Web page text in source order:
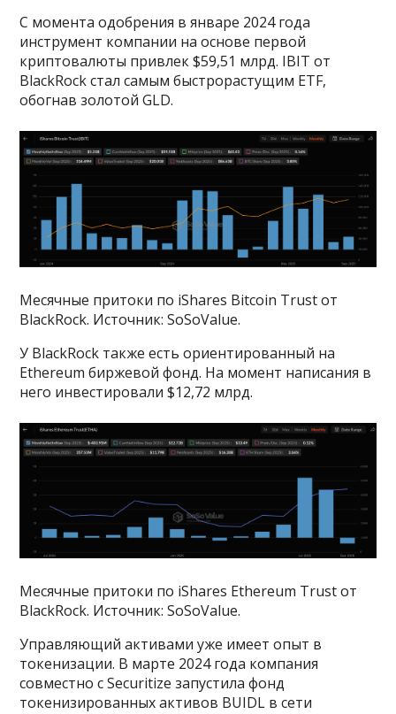
С момента одобрения в январе 2024 года
инструмент компании на основе первой
криптовалюты привлек $59,51 млрд. IBIT от
BlackRock стал самым быстрорастущим ETF,
обогнав золотой GLD.
Месячные притоки по iShares Bitcoin Trust от
BlackRock. Источник: SoSoValue.
У BlackRock также есть ориентированный на
Ethereum биржевой фонд. На момент написания в
него инвестировали $12,72 млрд.
Месячные притоки по iShares Ethereum Trust от
BlackRock. Источник: SoSoValue.
Управляющий активами уже имеет опыт в
токенизации. В марте 2024 года компания
совместно с Securitize запустила фонд
токенизированных активов BUIDL в сети